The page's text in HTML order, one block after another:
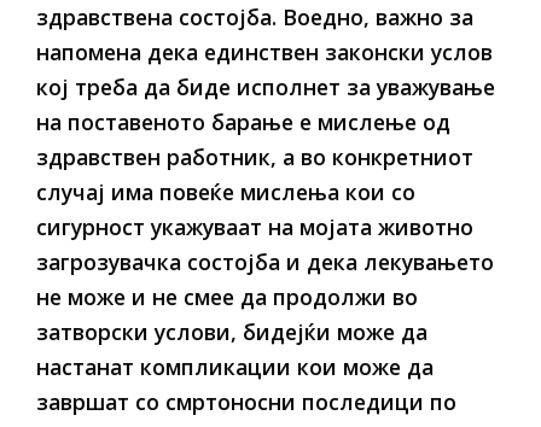
здравствена состојба. Воедно, важно за
напомена дека единствен законски услов
кој треба да биде исполнет за уважување
на поставеното барање е мислење од
здравствен работник, а во конкретниот
случај има повеќе мислења кои со
сигурност укажуваат на мојата животно
загрозувачка состојба и дека лекувањето
не може и не смее да продолжи во
затворски услови, бидејќи може да
настанат компликации кои може да
завршат со смртоносни последици по